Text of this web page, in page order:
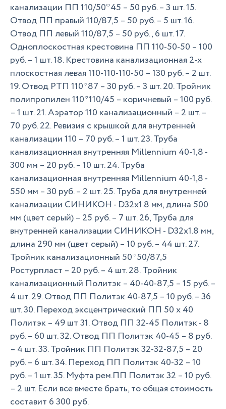
канализации ПП 110/50*45 – 50 руб. – 3 шт. 15.
Отвод ПП правый 110/87,5 – 50 руб. – 5 шт. 16.
Отвод ПП левый 110/87,5 – 50 руб., 6 шт. 17.
Одноплоскостная крестовина ПП 110-50-50 – 100
руб. – 1 шт. 18. Крестовина канализационная 2-х
плоскостная левая 110-110-110-50 – 130 руб. – 2 шт.
19. Отвод РТП 110*87 – 30 руб. – 3 шт. 20. Тройник
полипропилен 110*110/45 – коричневый – 100 руб.
– 1 шт. 21. Аэратор 110 канализационный – 2 шт. –
70 руб. 22. Ревизия с крышкой для внутренней
канализации 110 – 70 руб. – 1 шт. 23. Труба
канализационная внутренняя Millennium 40-1,8 -
300 мм – 20 руб. – 10 шт. 24. Труба
канализационная внутренняя Millennium 40-1,8 -
550 мм – 30 руб. – 2 шт. 25. Труба для внутренней
канализации СИНИКОН - D32x1.8 мм, длина 500
мм (цвет серый) – 25 руб. – 7 шт. 26, Труба для
внутренней канализации СИНИКОН - D32x1.8 мм,
длина 290 мм (цвет серый) – 10 руб. – 44 шт. 27.
Тройник канализационный 50*50/87,5
Ростурпласт – 20 руб. – 4 шт. 28. Тройник
канализационный Политэк – 40-40-87,5 – 15 руб. –
4 шт. 29. Отвод ПП Политэк 40-87,5 – 10 руб. – 36
шт. 30. Переход эксцентрический ПП 50 х 40
Политэк – 49 шт 31. Отвод ПП 32-45 Политэк - 8
руб. – 60 шт. 32. Отвод ПП Политэк 40-45 – 8 руб.
– 4 шт. 33. Тройник ПП Политэк 32-32-87,5 – 20
руб. – 6 шт. 34. Переход ПП Политэк 40-32 – 10
руб. – 1 шт. 35. Муфта рем.ПП Политэк 32 – 10 руб.
– 2 шт. Если все вместе брать, то общая стоимость
составит 6 300 руб.